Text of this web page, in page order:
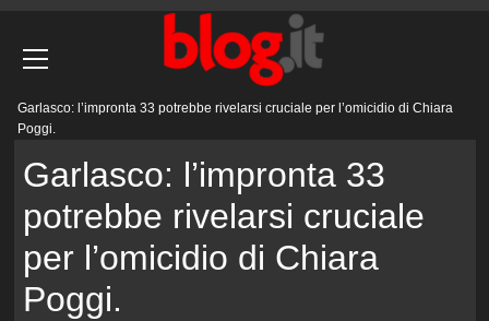
principale
Garlasco: l’impronta 33 potrebbe rivelarsi cruciale per l’omicidio di Chiara
Poggi.
Garlasco: l’impronta 33
potrebbe rivelarsi cruciale
per l’omicidio di Chiara
Poggi.